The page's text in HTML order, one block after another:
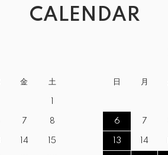
CALENDAR
金 土
7 8
14 15
日 月
6 7
13 14